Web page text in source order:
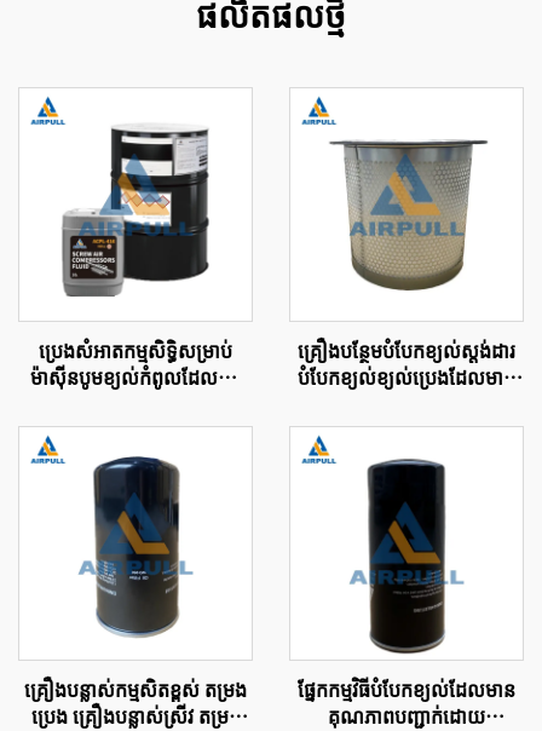
ផលិតផលថ្មី
ប្រេងសំអាត​កម្មសិទ្ធិសម្រាប់
ម៉ាស៊ីនបូមខ្យល់កំពូល​ដែល​ប្រើ
ដែល​មាន​សុពលភាព​តាម​ស្តង់ដារ​
សញ្ញាប័ត្រ​អន្តរជាតិ
គ្រឿងបន្ថែមបំបែកខ្យល់ស្តង់ដារ
បំបែកខ្យល់ខ្យល់ប្រេងដែលមាន
4930353121
គ្រឿងបន្លាស់កម្មសិតខ្ពស់ តម្រង
ប្រេង គ្រឿងបន្លាស់ស្រីវ តម្រង
ផ្នែកកម្មវិធីបំបែកខ្យល់ដែលមាន
គុណភាពបញ្ជាក់ដោយ